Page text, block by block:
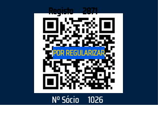
1026
Nº Sócio
Registo 2871
POR REGULARIZAR